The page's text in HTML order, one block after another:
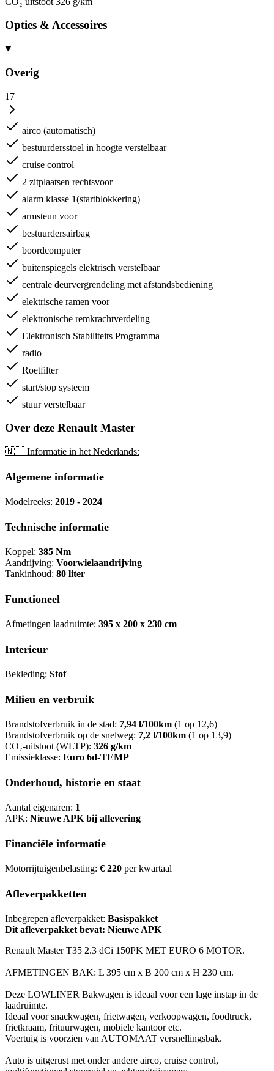
Opties & Accessoires
Overig
17
airco (automatisch)
bestuurdersstoel in hoogte verstelbaar
cruise control
2 zitplaatsen rechtsvoor
alarm klasse 1(startblokkering)
armsteun voor
bestuurdersairbag
boordcomputer
buitenspiegels elektrisch verstelbaar
centrale deurvergrendeling met afstandsbediening
elektrische ramen voor
elektronische remkrachtverdeling
Elektronisch Stabiliteits Programma
radio
Roetfilter
start/stop systeem
stuur verstelbaar
Over deze Renault Master
🇳🇱 Informatie in het Nederlands:
Algemene informatie
Modelreeks: 2019 - 2024
Technische informatie
Koppel: 385 Nm
Aandrijving: Voorwielaandrijving
Tankinhoud: 80 liter
Functioneel
Afmetingen laadruimte: 395 x 200 x 230 cm
Interieur
Bekleding: Stof
Milieu en verbruik
Brandstofverbruik in de stad: 7,94 l/100km (1 op 12,6)
Brandstofverbruik op de snelweg: 7,2 l/100km (1 op 13,9)
CO₂-uitstoot (WLTP): 326 g/km
Emissieklasse: Euro 6d-TEMP
Onderhoud, historie en staat
Aantal eigenaren: 1
APK: Nieuwe APK bij aflevering
Financiële informatie
Motorrijtuigenbelasting: € 220 per kwartaal
Afleverpakketten
Inbegrepen afleverpakket: Basispakket
Dit afleverpakket bevat: Nieuwe APK
Renault Master T35 2.3 dCi 150PK MET EURO 6 MOTOR.
AFMETINGEN BAK: L 395 cm x B 200 cm x H 230 cm.
Deze LOWLINER Bakwagen is ideaal voor een lage instap in de
laadruimte.
Ideaal voor snackwagen, frietwagen, verkoopwagen, foodtruck,
frietkraam, frituurwagen, mobiele kantoor etc.
Voertuig is voorzien van AUTOMAAT versnellingsbak.
Auto is uitgerust met onder andere airco, cruise control,